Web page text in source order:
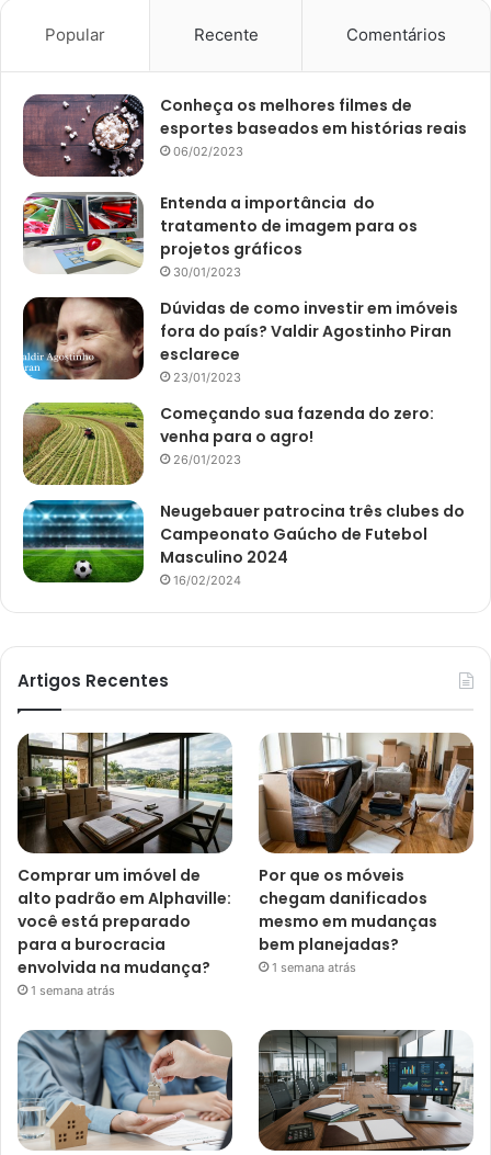
Popular Recente Comentários
Conheça os melhores filmes de
esportes baseados em histórias reais
06/02/2023
Entenda a importância do
tratamento de imagem para os
projetos gráficos
30/01/2023
Dúvidas de como investir em imóveis
fora do país? Valdir Agostinho Piran
esclarece
23/01/2023
Começando sua fazenda do zero:
venha para o agro!
26/01/2023
Neugebauer patrocina três clubes do
Campeonato Gaúcho de Futebol
Masculino 2024
16/02/2024
Artigos Recentes
Comprar um imóvel de
alto padrão em Alphaville:
você está preparado
para a burocracia
envolvida na mudança?
1 semana atrás
Por que os móveis
chegam danificados
mesmo em mudanças
bem planejadas?
1 semana atrás